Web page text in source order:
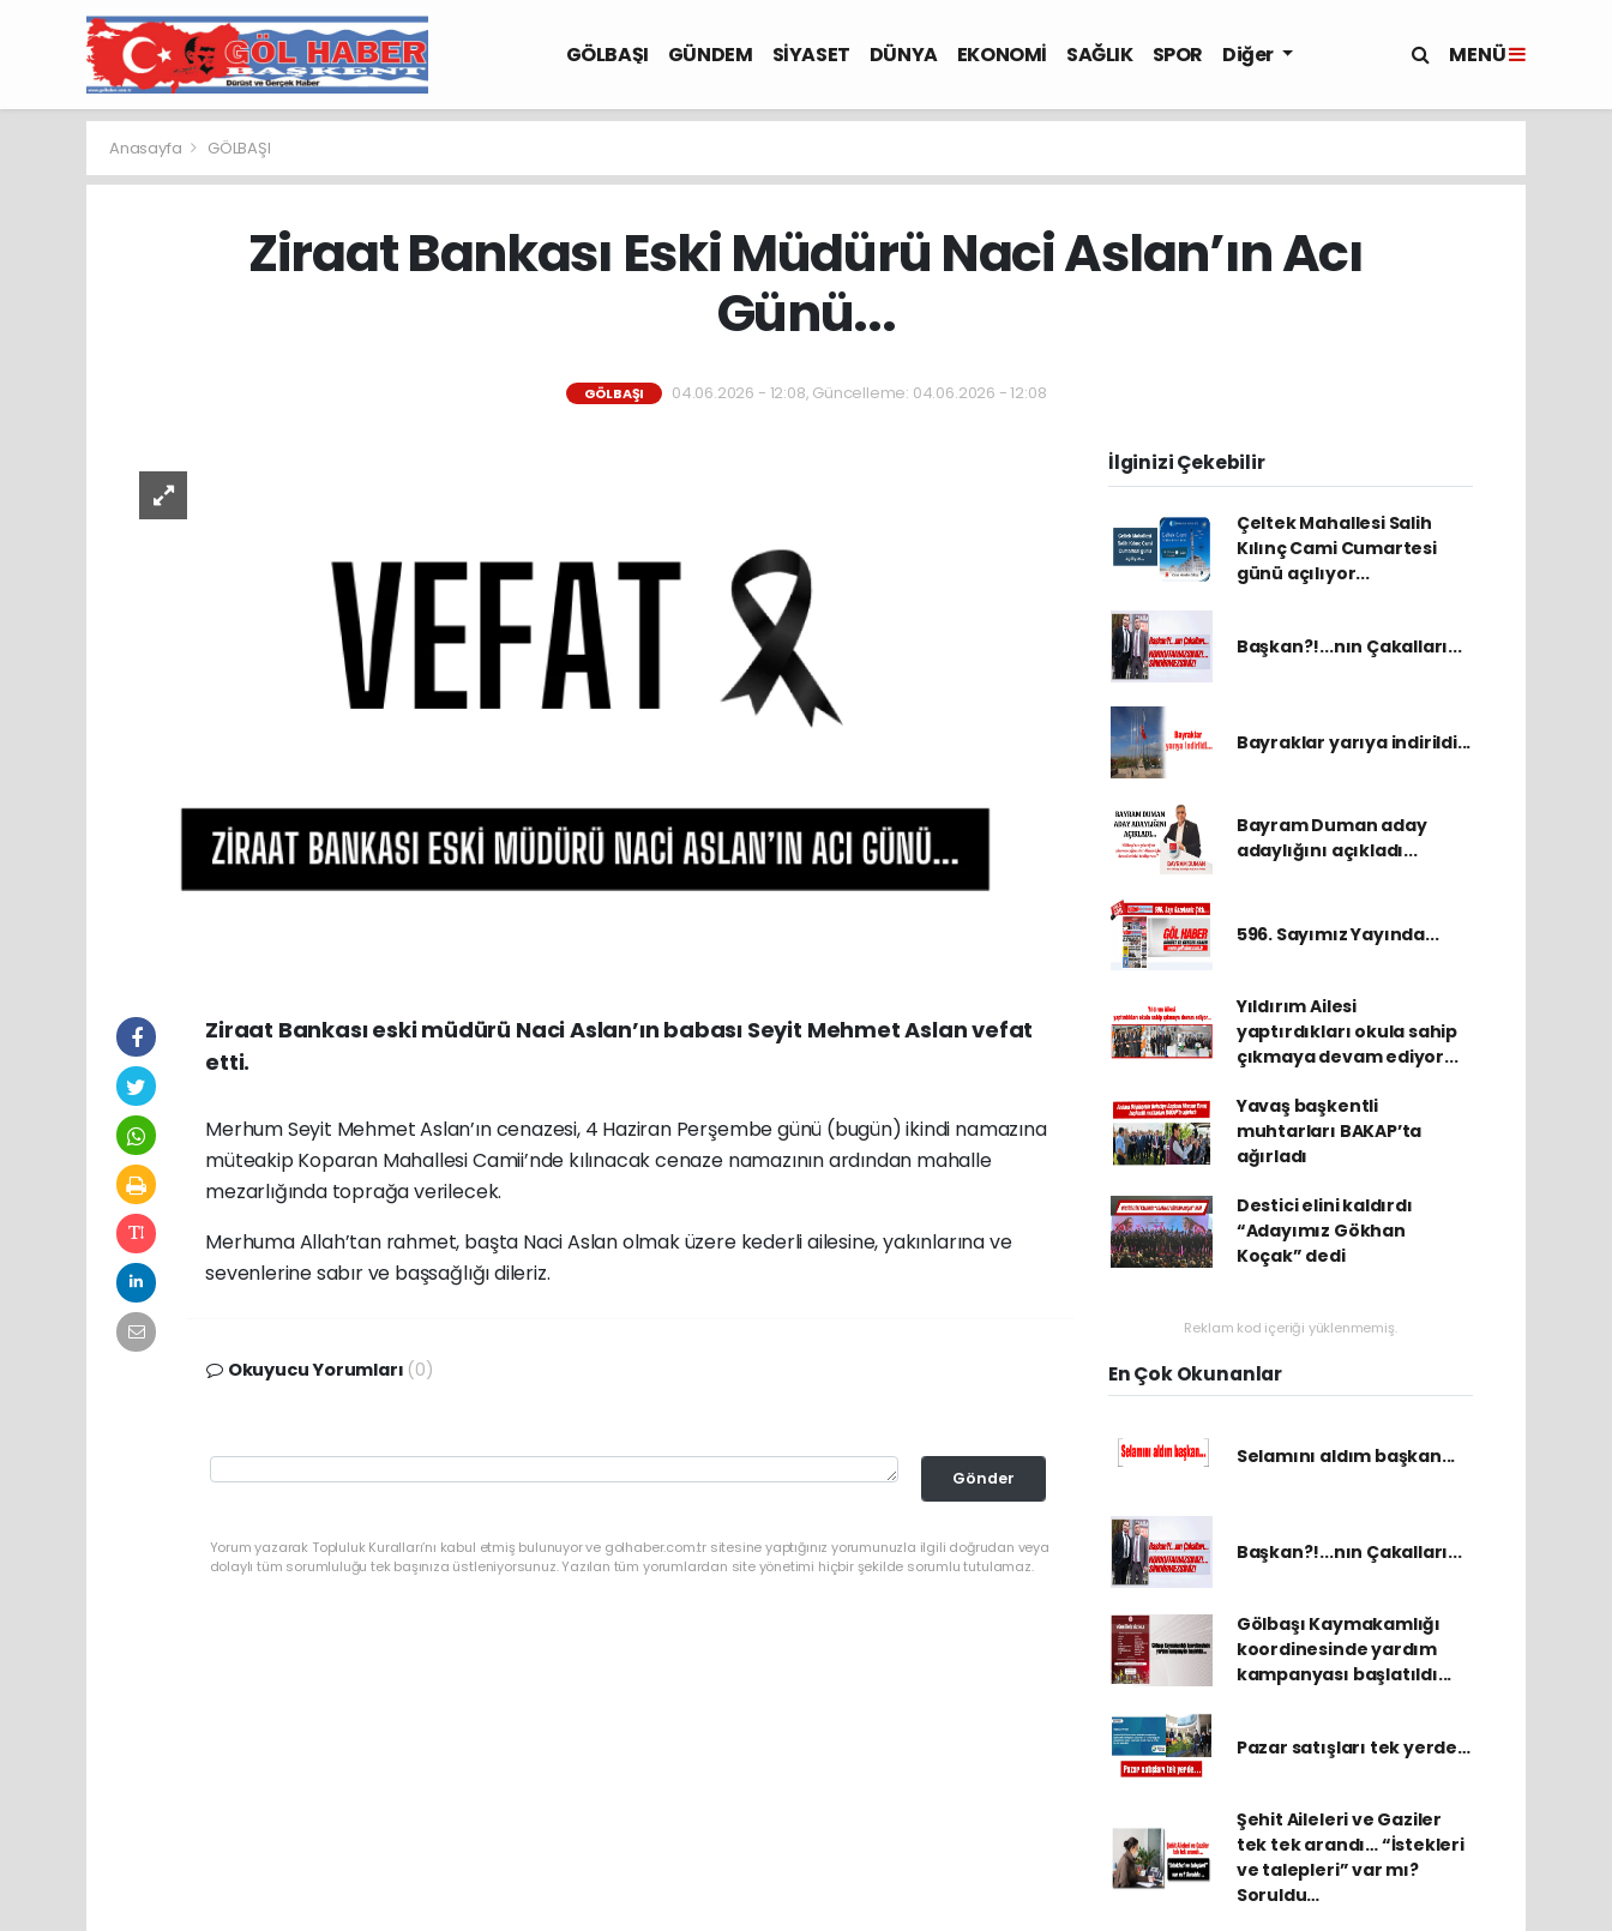
GÖLBAŞI GÜNDEM SİYASET DÜNYA EKONOMİ SAĞLIK SPOR Diğer MENÜ
Anasayfa GÖLBAŞI
Ziraat Bankası Eski Müdürü Naci Aslan’ın Acı
Günü...
GÖLBAŞI 04.06.2026 - 12:08, Güncelleme: 04.06.2026 - 12:08
Ziraat Bankası eski müdürü Naci Aslan’ın babası Seyit Mehmet Aslan vefat
etti.
Merhum Seyit Mehmet Aslan’ın cenazesi, 4 Haziran Perşembe günü (bugün) ikindi namazına
müteakip Koparan Mahallesi Camii’nde kılınacak cenaze namazının ardından mahalle
mezarlığında toprağa verilecek.
Merhuma Allah’tan rahmet, başta Naci Aslan olmak üzere kederli ailesine, yakınlarına ve
sevenlerine sabır ve başsağlığı dileriz.
Okuyucu Yorumları (0)
Gönder
Yorum yazarak Topluluk Kuralları’nı kabul etmiş bulunuyor ve golhaber.com.tr sitesine yaptığınız yorumunuzla ilgili doğrudan veya
dolaylı tüm sorumluluğu tek başınıza üstleniyorsunuz. Yazılan tüm yorumlardan site yönetimi hiçbir şekilde sorumlu tutulamaz.
İlginizi Çekebilir
Çeltek Mahallesi Salih
Kılınç Cami Cumartesi
günü açılıyor...
Başkan?!...nın Çakalları...
Bayraklar yarıya indirildi...
Bayram Duman aday
adaylığını açıkladı...
596. Sayımız Yayında...
Yıldırım Ailesi
yaptırdıkları okula sahip
çıkmaya devam ediyor...
Yavaş başkentli
muhtarları BAKAP’ta
ağırladı
Destici elini kaldırdı
“Adayımız Gökhan
Koçak” dedi
Reklam kod içeriği yüklenmemiş.
En Çok Okunanlar
Selamını aldım başkan...
Başkan?!...nın Çakalları...
Gölbaşı Kaymakamlığı
koordinesinde yardım
kampanyası başlatıldı...
Pazar satışları tek yerde…
Şehit Aileleri ve Gaziler
tek tek arandı… “İstekleri
ve talepleri” var mı?
Soruldu…